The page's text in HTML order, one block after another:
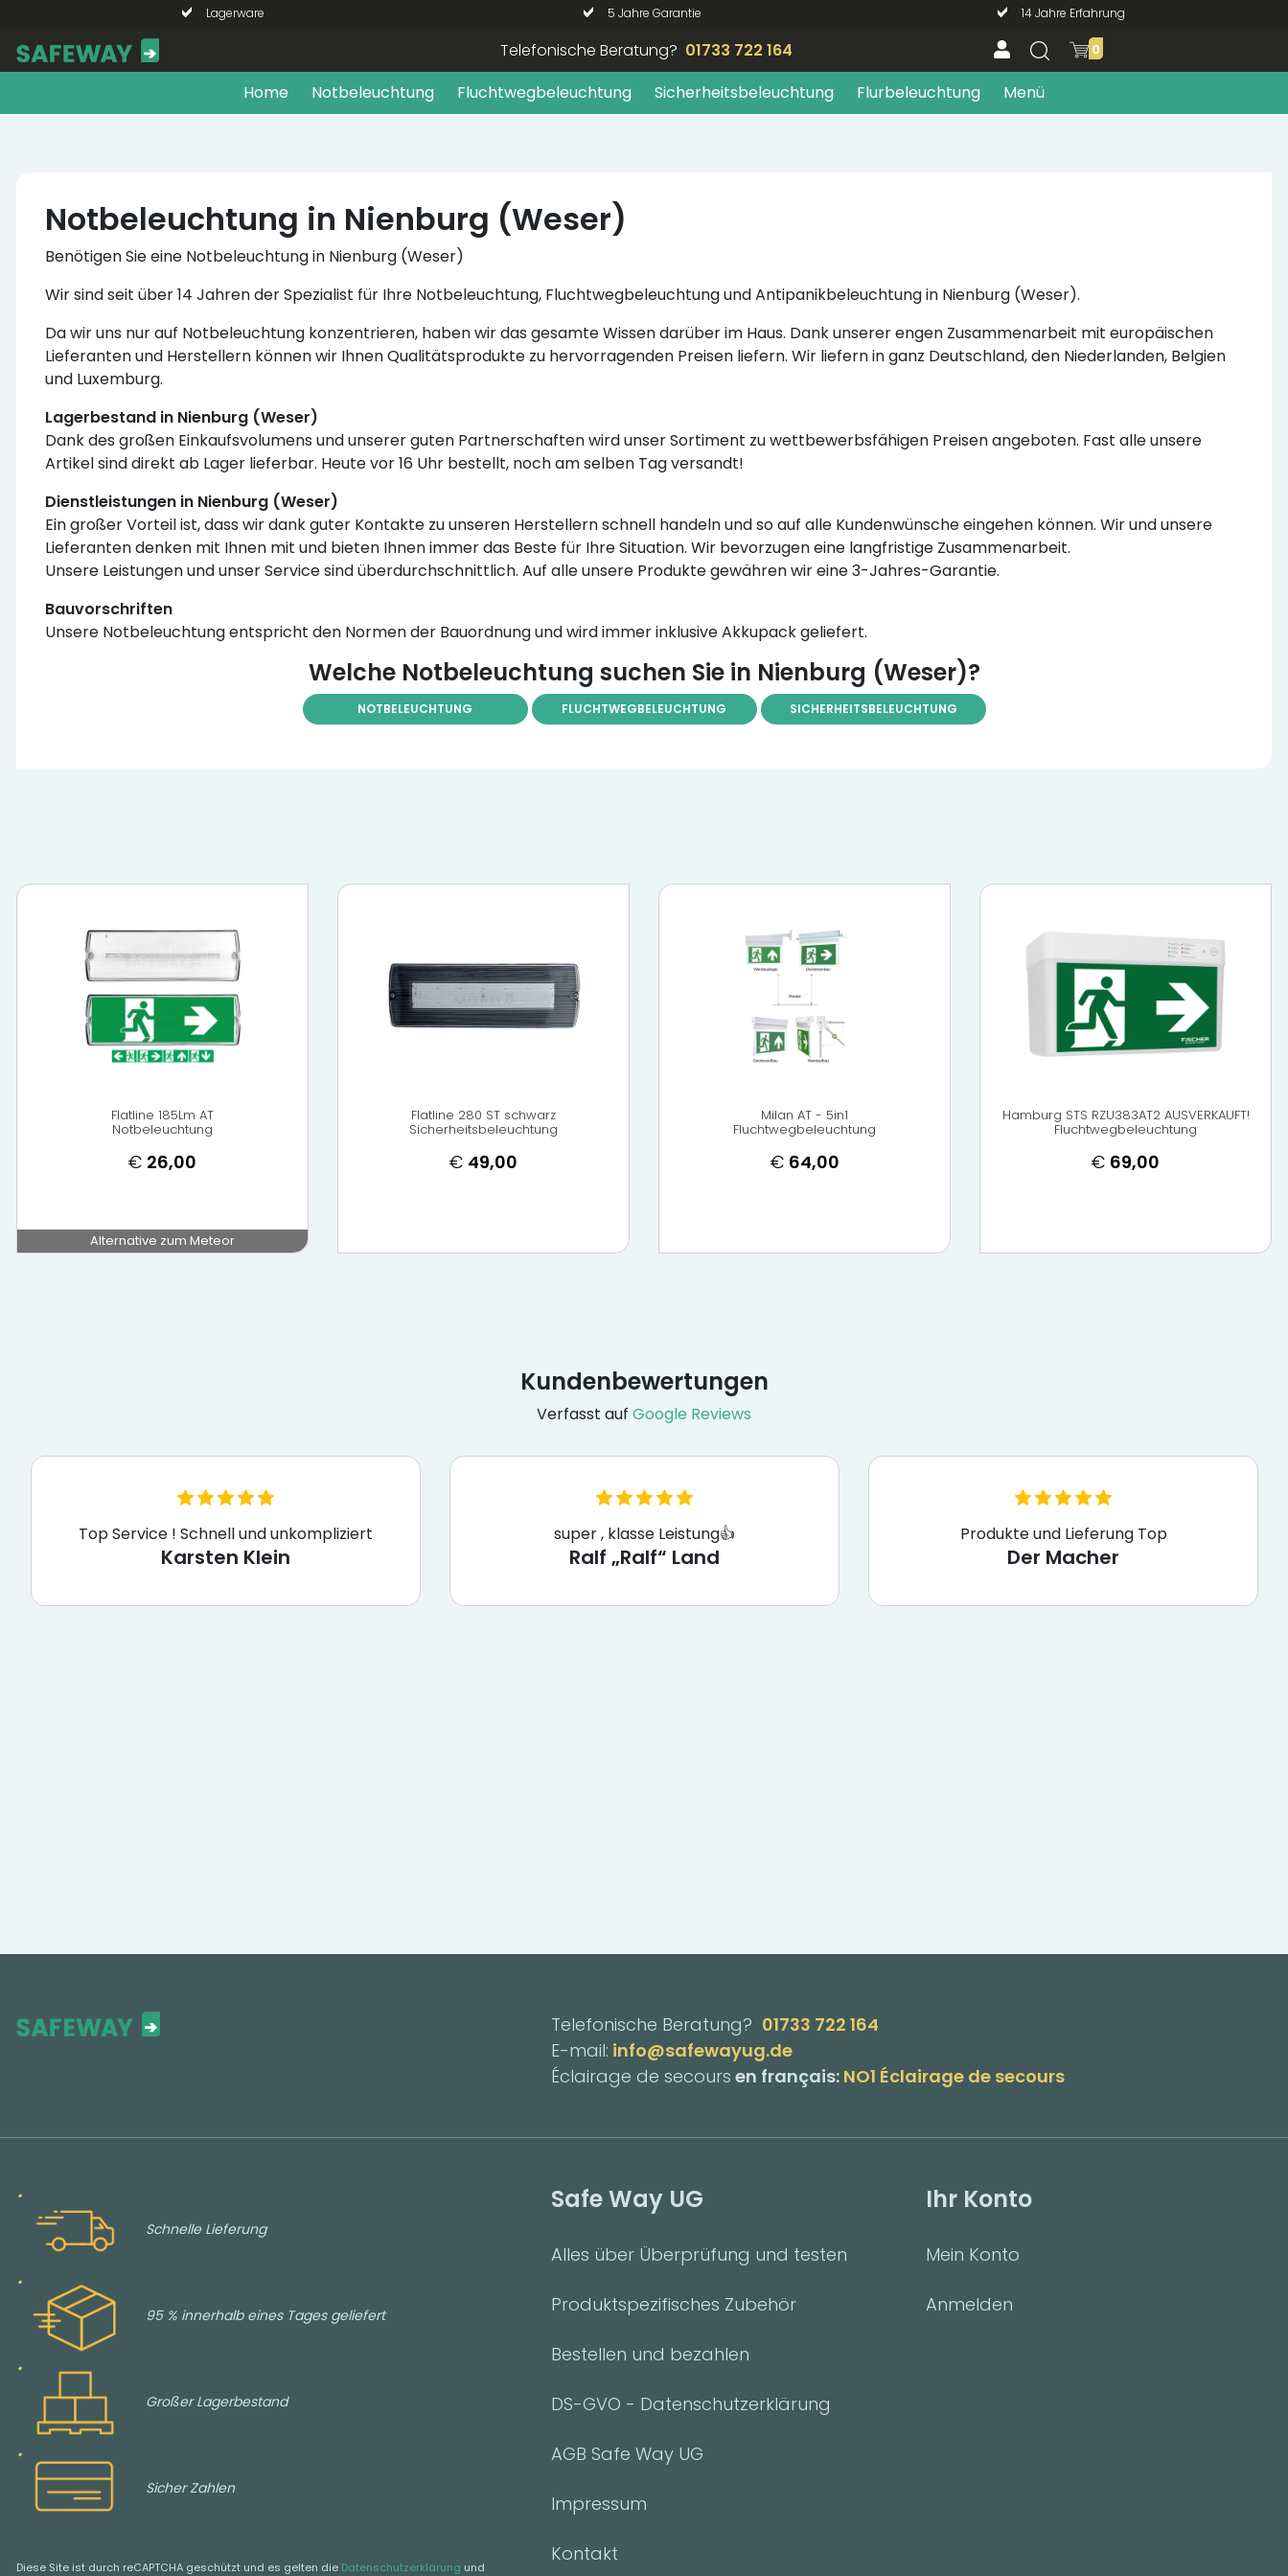
Lagerware 5 Jahre Garantie 14 Jahre Erfahrung
Telefonische Beratung? 01733 722 164 0
Home Notbeleuchtung Fluchtwegbeleuchtung Sicherheitsbeleuchtung Flurbeleuchtung Menü
Notbeleuchtung in Nienburg (Weser)
Benötigen Sie eine Notbeleuchtung in Nienburg (Weser)
Wir sind seit über 14 Jahren der Spezialist für Ihre Notbeleuchtung, Fluchtwegbeleuchtung und Antipanikbeleuchtung in Nienburg (Weser).
Da wir uns nur auf Notbeleuchtung konzentrieren, haben wir das gesamte Wissen darüber im Haus. Dank unserer engen Zusammenarbeit mit europäischen
Lieferanten und Herstellern können wir Ihnen Qualitätsprodukte zu hervorragenden Preisen liefern. Wir liefern in ganz Deutschland, den Niederlanden, Belgien
und Luxemburg.
Lagerbestand in Nienburg (Weser)
Dank des großen Einkaufsvolumens und unserer guten Partnerschaften wird unser Sortiment zu wettbewerbsfähigen Preisen angeboten. Fast alle unsere
Artikel sind direkt ab Lager lieferbar. Heute vor 16 Uhr bestellt, noch am selben Tag versandt!
Dienstleistungen in Nienburg (Weser)
Ein großer Vorteil ist, dass wir dank guter Kontakte zu unseren Herstellern schnell handeln und so auf alle Kundenwünsche eingehen können. Wir und unsere
Lieferanten denken mit Ihnen mit und bieten Ihnen immer das Beste für Ihre Situation. Wir bevorzugen eine langfristige Zusammenarbeit.
Unsere Leistungen und unser Service sind überdurchschnittlich. Auf alle unsere Produkte gewähren wir eine 3-Jahres-Garantie.
Bauvorschriften
Unsere Notbeleuchtung entspricht den Normen der Bauordnung und wird immer inklusive Akkupack geliefert.
Welche Notbeleuchtung suchen Sie in Nienburg (Weser)?
NOTBELEUCHTUNG FLUCHTWEGBELEUCHTUNG SICHERHEITSBELEUCHTUNG
Flatline 185Lm AT
Notbeleuchtung
€ 26,00
Alternative zum Meteor
Flatline 280 ST schwarz
Sicherheitsbeleuchtung
€ 49,00
Milan AT - 5in1
Fluchtwegbeleuchtung
€ 64,00
Hamburg STS RZU383AT2 AUSVERKAUFT!
Fluchtwegbeleuchtung
€ 69,00
Kundenbewertungen
Verfasst auf Google Reviews
Top Service ! Schnell und unkompliziert
Karsten Klein
super , klasse Leistung👍
Ralf „Ralf“ Land
Produkte und Lieferung Top
Der Macher
Telefonische Beratung? 01733 722 164
E-mail: info@safewayug.de
Éclairage de secours en français: NO1 Éclairage de secours
Schnelle Lieferung
95 % innerhalb eines Tages geliefert
Großer Lagerbestand
Sicher Zahlen
Diese Site ist durch reCAPTCHA geschützt und es gelten die Datenschutzerklärung und
Safe Way UG
Alles über Überprüfung und testen
Produktspezifisches Zubehör
Bestellen und bezahlen
DS-GVO - Datenschutzerklärung
AGB Safe Way UG
Impressum
Kontakt
Ihr Konto
Mein Konto
Anmelden